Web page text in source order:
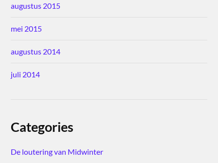
augustus 2015
mei 2015
augustus 2014
juli 2014
Categories
De loutering van Midwinter